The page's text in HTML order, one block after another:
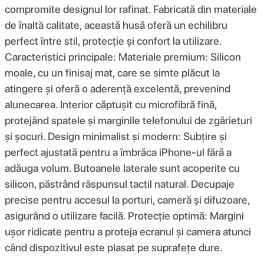
compromite designul lor rafinat. Fabricată din materiale
de înaltă calitate, această husă oferă un echilibru
perfect între stil, protecție și confort la utilizare.
Caracteristici principale: Materiale premium: Silicon
moale, cu un finisaj mat, care se simte plăcut la
atingere și oferă o aderență excelentă, prevenind
alunecarea. Interior căptușit cu microfibră fină,
protejând spatele și marginile telefonului de zgârieturi
și șocuri. Design minimalist și modern: Subțire și
perfect ajustată pentru a îmbrăca iPhone-ul fără a
adăuga volum. Butoanele laterale sunt acoperite cu
silicon, păstrând răspunsul tactil natural. Decupaje
precise pentru accesul la porturi, cameră și difuzoare,
asigurând o utilizare facilă. Protecție optimă: Margini
ușor ridicate pentru a proteja ecranul și camera atunci
când dispozitivul este plasat pe suprafețe dure.